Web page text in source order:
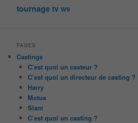
tournagetv W9
PAGES
Castings
C’est quoi un casteur ?
C’est quoi un directeur de casting ?
Harry
Motus
Slam
C’est quoi un casting ?